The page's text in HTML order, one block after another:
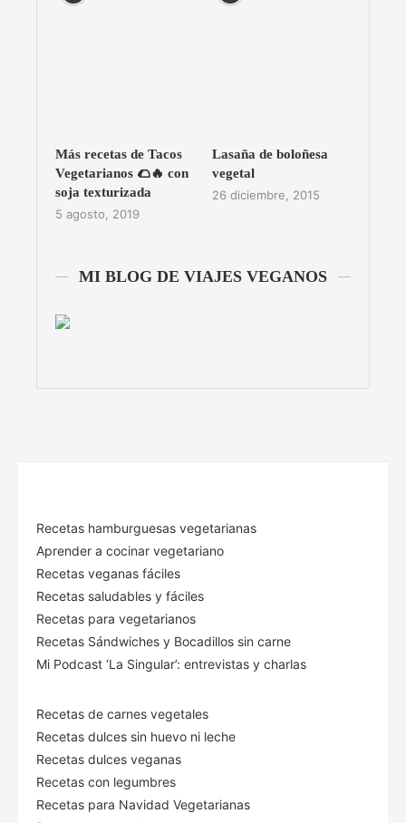
Más recetas de Tacos
Vegetarianos 🌮🔥 con
soja texturizada
5 agosto, 2019
Lasaña de boloñesa
vegetal
26 diciembre, 2015
MI BLOG DE VIAJES VEGANOS
Recetas hamburguesas vegetarianas
Aprender a cocinar vegetariano
Recetas veganas fáciles
Recetas saludables y fáciles
Recetas para vegetarianos
Recetas Sándwiches y Bocadillos sin carne
Mi Podcast ‘La Singular’: entrevistas y charlas
Recetas de carnes vegetales
Recetas dulces sin huevo ni leche
Recetas dulces veganas
Recetas con legumbres
Recetas para Navidad Vegetarianas